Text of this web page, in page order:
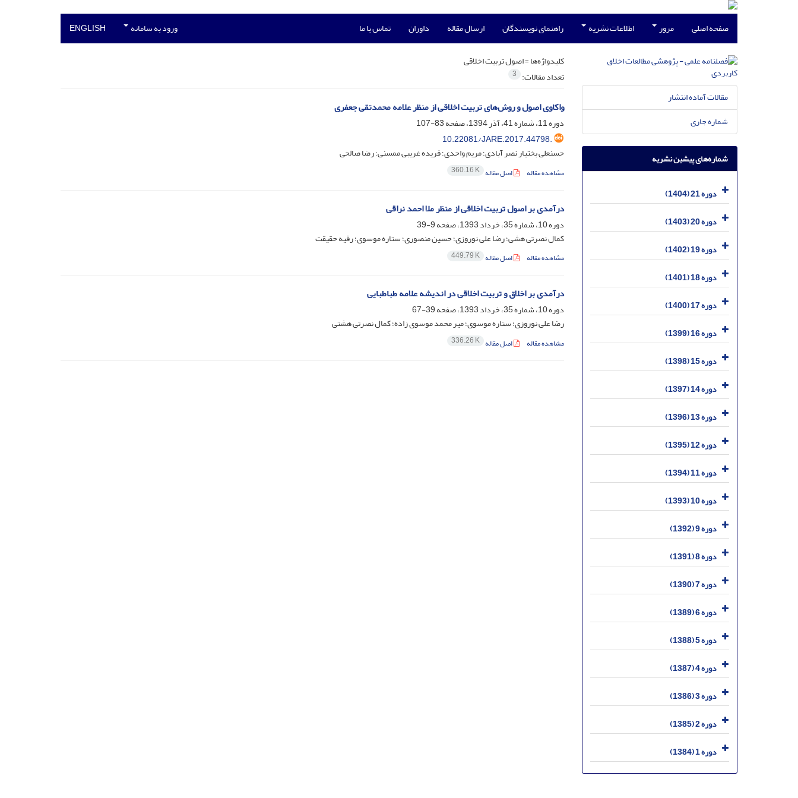
صفحه اصلی مرور اطلاعات نشریه راهنمای نویسندگان ارسال مقاله داوران تماس با ما ورود به سامانه ENGLISH
کلیدواژه‌ها =اصول تربیت اخلاقی
تعداد مقالات: 3
واکاوی اصول و روش‌های تربیت اخلاقی از منظر علامه محمدتقی جعفری
دوره 11، شماره 41، آذر 1394، صفحه
83-107
10.22081/JARE.2017.44798.
حسنعلی بختیار نصر آبادی؛ مریم واحدی؛ فریده غریبی ممسنی؛ رضا صالحی
مشاهده مقاله اصل مقاله 360.16 K
درآمدی بر اصول تربیت اخلاقی از منظر ملا احمد نراقی
دوره 10، شماره 35، خرداد 1393، صفحه
9-39
کمال نصرتی هشی؛ رضا علی نوروزی؛ حسین منصوری؛ ستاره موسوی؛ رقیه حقیقت
مشاهده مقاله اصل مقاله 449.79 K
درآمدی بر اخلاق و تربیت اخلاقی در اندیشه علامه طباطبایی
دوره 10، شماره 35، خرداد 1393، صفحه
39-67
رضا علی نوروزی؛ ستاره موسوی؛ میر محمد موسوی زاده؛ کمال نصرتی هشتی
مشاهده مقاله اصل مقاله 336.26 K
مقالات آماده انتشار
شماره جاری
شماره‌های پیشین نشریه
دوره 21 (1404)
دوره 20 (1403)
دوره 19 (1402)
دوره 18 (1401)
دوره 17 (1400)
دوره 16 (1399)
دوره 15 (1398)
دوره 14 (1397)
دوره 13 (1396)
دوره 12 (1395)
دوره 11 (1394)
دوره 10 (1393)
دوره 9 (1392)
دوره 8 (1391)
دوره 7 (1390)
دوره 6 (1389)
دوره 5 (1388)
دوره 4 (1387)
دوره 3 (1386)
دوره 2 (1385)
دوره 1 (1384)